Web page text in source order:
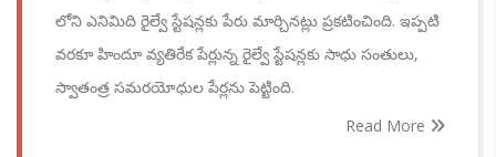
లోని ఎనిమిది రైల్వే స్టేషన్లకు పేరు మార్చినట్లు ప్రకటించింది. ఇప్పటి
వరకూ హిందూ వ్యతిరేక పేర్లున్న రైల్వే స్టేషన్లకు సాధు సంతులు,
స్వాతంత్ర సమరయోధుల పేర్లను పెట్టింది.
Read More